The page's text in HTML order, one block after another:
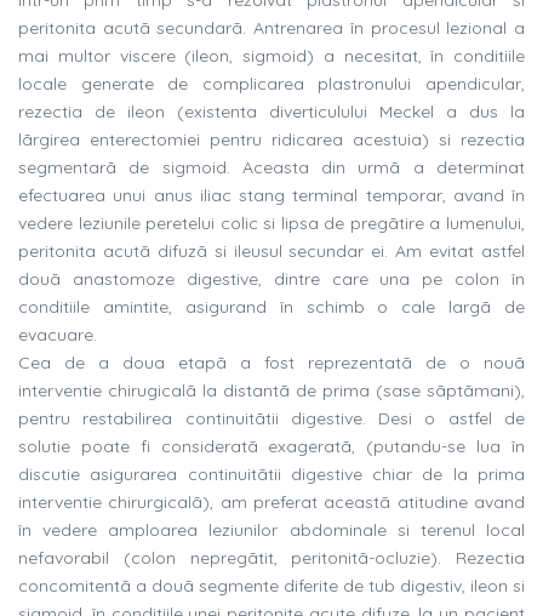
peritonita acutã secundarã. Antrenarea în procesul lezional a
mai multor viscere (ileon, sigmoid) a necesitat, în conditiile
locale generate de complicarea plastronului apendicular,
rezectia de ileon (existenta diverticulului Meckel a dus la
lãrgirea enterectomiei pentru ridicarea acestuia) si rezectia
segmentarã de sigmoid. Aceasta din urmã a determinat
efectuarea unui anus iliac stang terminal temporar, avand în
vedere leziunile peretelui colic si lipsa de pregãtire a lumenului,
peritonita acutã difuzã si ileusul secundar ei. Am evitat astfel
douã anastomoze digestive, dintre care una pe colon în
conditiile amintite, asigurand în schimb o cale largã de
evacuare.
Cea de a doua etapã a fost reprezentatã de o nouã
interventie chirugicalã la distantã de prima (sase sãptãmani),
pentru restabilirea continuitãtii digestive. Desi o astfel de
solutie poate fi consideratã exageratã, (putandu-se lua în
discutie asigurarea continuitãtii digestive chiar de la prima
interventie chirurgicalã), am preferat aceastã atitudine avand
în vedere amploarea leziunilor abdominale si terenul local
nefavorabil (colon nepregãtit, peritonitã-ocluzie). Rezectia
concomitentã a douã segmente diferite de tub digestiv, ileon si